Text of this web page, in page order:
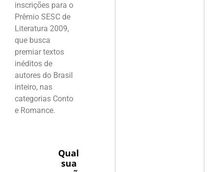
inscrições para o
Prêmio SESC de
Literatura 2009,
que busca
premiar textos
inéditos de
autores do Brasil
inteiro, nas
categorias Conto
e Romance.
Qual
sua